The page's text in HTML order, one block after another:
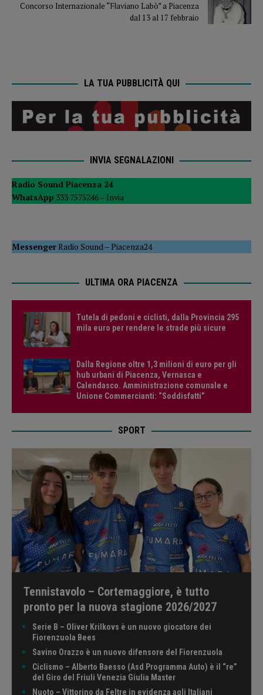
Concorso Internazionale “Flaviano Labò” a Piacenza
dal 13 al 17 febbraio
LA TUA PUBBLICITÀ QUI
INVIA SEGNALAZIONI
Radio Sound Piacenza 24
WhatsApp 333 7575246 – Invia
MessengerRadio Sound –Piacenza24
ULTIMA ORA PIACENZA
Tutela di pedoni e ciclisti, dalla Provincia 295
mila euro per rendere le strade più sicure
Dalla Regione oltre 1,3 milioni di euro per gli
hub urbani di Piacenza, Vernasca e
Calendasco. Amministrazione comunale e
Unione Commercianti: “Soddisfatti”
SPORT
Tennistavolo – Cortemaggiore, è tutto
pronto per la nuova stagione 2026/2027
Serie B – Oliver Krilkovs è un nuovo giocatore dei
Fiorenzuola Bees
Savino Orazzo è un nuovo difensore del Fiorenzuola
Ciclismo – Alberto Baesso (Asd Programma Auto) è il “re”
del Giro del Friuli Venezia Giulia Master
Nuoto – Vittorino da Feltre in evidenza agli Italiani